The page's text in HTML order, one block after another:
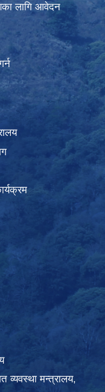
लागि आवेदन
व्यवस्था मन्त्रालय,